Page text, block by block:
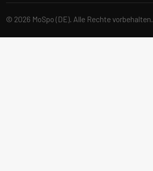
© 2026 MoSpo (DE). Alle Rechte vorbehalten.